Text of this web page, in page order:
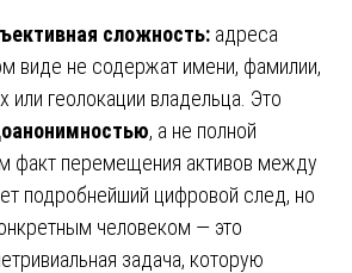
сложность: адреса
виде не содержат имени, фамилии,
или геолокации владельца. Это
, а не полной
факт перемещения активов между
подробнейший цифровой след, но
человеком — это
задача, которую